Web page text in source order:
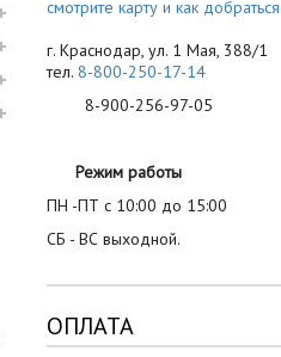
смотрите карту и как добраться
г. Краснодар, ул. 1 Мая, 388/1
тел. 8-800-250-17-14
8-900-256-97-05
Режим работы
ПН -ПТ с 10:00 до 15:00
СБ - ВС выходной.
ОПЛАТА